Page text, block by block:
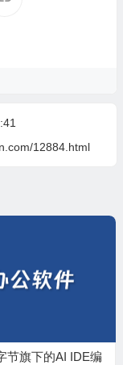
12884.html
节旗下的AI IDE编